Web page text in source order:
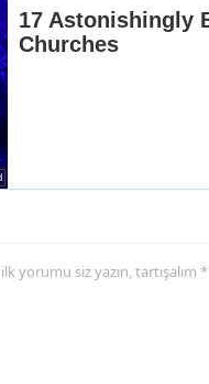
yorumu siz yazın, tartışalım *